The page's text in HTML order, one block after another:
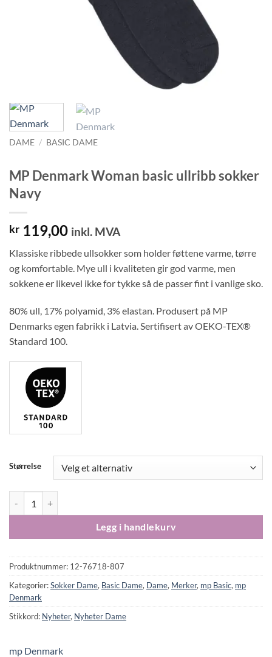
DAME / BASIC DAME
MP Denmark Woman basic ullribb sokker
Navy
kr 119,00 inkl. MVA
Klassiske ribbede ullsokker som holder føttene varme, tørre
og komfortable. Mye ull i kvaliteten gir god varme, men
sokkene er likevel ikke for tykke så de passer fint i vanlige sko.
80% ull, 17% polyamid, 3% elastan. Produsert på MP
Denmarks egen fabrikk i Latvia. Sertifisert av OEKO-TEX®
Standard 100.
Størrelse
Legg i handlekurv
Produktnummer: 12-76718-807
Kategorier:Sokker Dame, Basic Dame, Dame, Merker, mp Basic, mp
Denmark
Stikkord: Nyheter, Nyheter Dame
mp Denmark